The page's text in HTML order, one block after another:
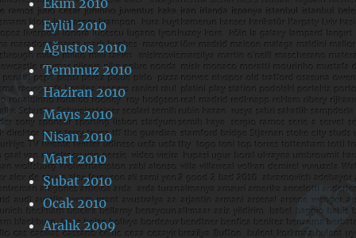
Eylül 2010
Ağustos 2010
Temmuz 2010
Haziran 2010
Mayıs 2010
Nisan 2010
Mart 2010
Şubat 2010
Ocak 2010
Aralık 2009